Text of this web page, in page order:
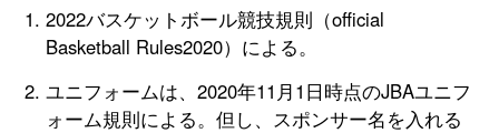
2022バスケットボール競技規則（official
Basketball Rules2020）による。
ユニフォームは、2020年11月1日時点のJBAユニフ
ォーム規則による。但し、スポンサー名を入れる